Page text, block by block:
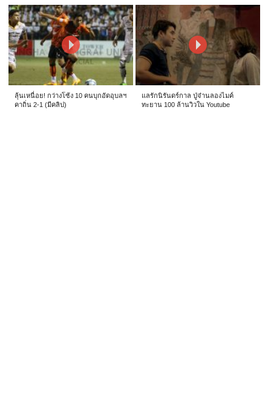
ลุ้นเหนื่อย! กว่างโซ้ง 10 คนบุกอัดอุบลฯ
คาถิ่น 2-1 (มีคลิป)
แลรักนิรันดร์กาล ปู่จ๋านลองไมค์
ทะยาน 100 ล้านวิวใน Youtube